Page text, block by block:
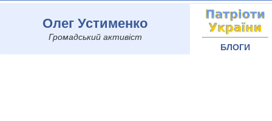
Олег Устименко
Громадський активіст
БЛОГИ